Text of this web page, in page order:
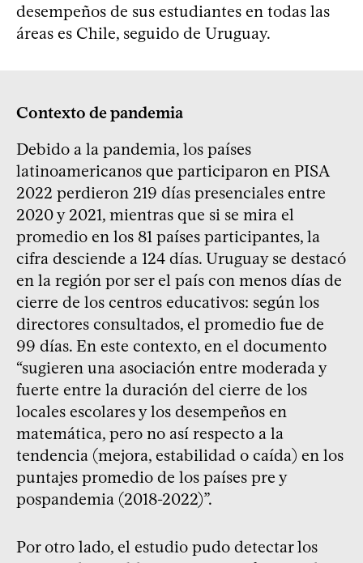
desempeños de sus estudiantes en todas las
áreas es Chile, seguido de Uruguay.
Contexto de pandemia
Debido a la pandemia, los países
latinoamericanos que participaron en PISA
2022 perdieron 219 días presenciales entre
2020 y 2021, mientras que si se mira el
promedio en los 81 países participantes, la
cifra desciende a 124 días. Uruguay se destacó
en la región por ser el país con menos días de
cierre de los centros educativos: según los
directores consultados, el promedio fue de
99 días. En este contexto, en el documento
“sugieren una asociación entre moderada y
fuerte entre la duración del cierre de los
locales escolares y los desempeños en
matemática, pero no así respecto a la
tendencia (mejora, estabilidad o caída) en los
puntajes promedio de los países pre y
pospandemia (2018-2022)”.
Por otro lado, el estudio pudo detectar los